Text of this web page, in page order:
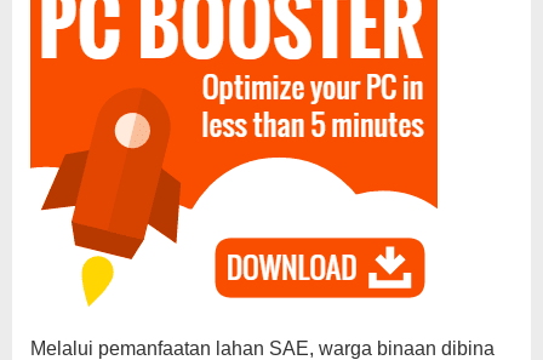
Melalui pemanfaatan lahan SAE, warga binaan dibina